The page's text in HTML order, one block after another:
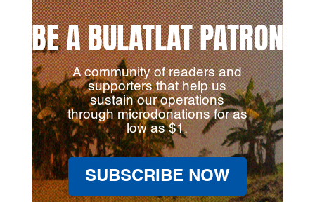
BE A BULATLAT PATRON
A community of readers and
supporters that help us
sustain our operations
through microdonations for as
low as $1.
SUBSCRIBE NOW